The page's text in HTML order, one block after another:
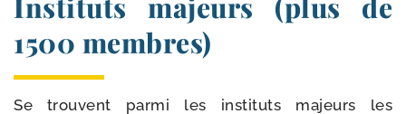
Instituts majeurs (plus de
1500 membres)
Se trouvent par­mi les ins­ti­tuts majeurs les